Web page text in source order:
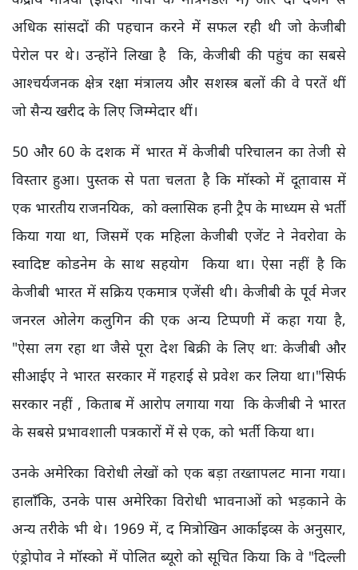
अधिक सांसदों की पहचान करने में सफल रही थी जो केजीबी
पेरोल पर थे। उन्होंने लिखा है कि, केजीबी की पहुंच का सबसे
आश्चर्यजनक क्षेत्र रक्षा मंत्रालय और सशस्त्र बलों की वे परतें थीं
जो सैन्य खरीद के लिए जिम्मेदार थीं।
50 और 60 के दशक में भारत में केजीबी परिचालन का तेजी से
विस्तार हुआ। पुस्तक से पता चलता है कि मॉस्को में दूतावास में
एक भारतीय राजनयिक, को क्लासिक हनी ट्रैप के माध्यम से भर्ती
किया गया था, जिसमें एक महिला केजीबी एजेंट ने नेवरोवा के
स्वादिष्ट कोडनेम के साथ सहयोग किया था। ऐसा नहीं है कि
केजीबी भारत में सक्रिय एकमात्र एजेंसी थी। केजीबी के पूर्व मेजर
जनरल ओलेग कलुगिन की एक अन्य टिप्पणी में कहा गया है,
"ऐसा लग रहा था जैसे पूरा देश बिक्री के लिए था: केजीबी और
सीआईए ने भारत सरकार में गहराई से प्रवेश कर लिया था।"सिर्फ
सरकार नहीं , किताब में आरोप लगाया गया कि केजीबी ने भारत
के सबसे प्रभावशाली पत्रकारों में से एक, को भर्ती किया था।
उनके अमेरिका विरोधी लेखों को एक बड़ा तख्तापलट माना गया।
हालाँकि, उनके पास अमेरिका विरोधी भावनाओं को भड़काने के
अन्य तरीके भी थे। 1969 में, द मित्रोखिन आर्काइव्स के अनुसार,
एंड्रोपोव ने मॉस्को में पोलित ब्यूरो को सूचित किया कि वे "दिल्ली